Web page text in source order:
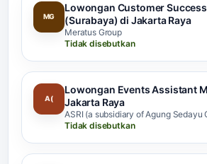
MG
Lowongan Customer
(Surabaya) di Jakarta Raya
Meratus Group
Tidak disebutkan
A(
Lowongan Events Assistant
Jakarta Raya
ASRI (a subsidiary of Agung Sedayu
Tidak disebutkan